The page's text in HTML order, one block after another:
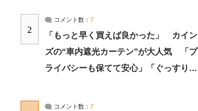
2
コメント数： 7
「もっと早く買えば良かった」 カイン
ズの“車内遮光カーテン”が大人気 「プ
ライバシーも保てて安心」「ぐっすり眠
コメント数： 7